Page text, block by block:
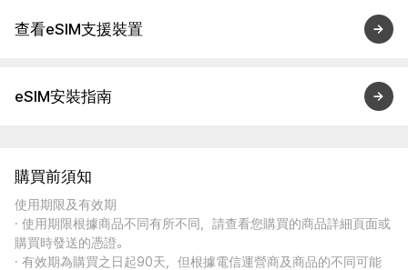
查看eSIM支援裝置
eSIM安裝指南
購買前須知
使用期限及有效期
· 使用期限根據商品不同有所不同，請查看您購買的商品詳細頁面或
購買時發送的憑證。
· 有效期為購買之日起90天，但根據電信運營商及商品的不同可能